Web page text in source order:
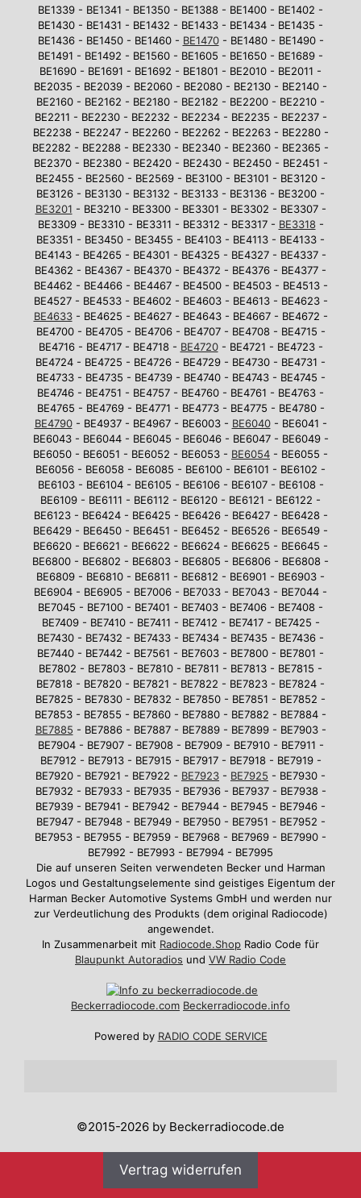
BE1339 - BE1341 - BE1350 - BE1388 - BE1400 - BE1402 -
BE1430 - BE1431 - BE1432 - BE1433 - BE1434 - BE1435 -
BE1436 - BE1450 - BE1460 - BE1470- BE1480 - BE1490 -
BE1491 - BE1492 - BE1560 - BE1605 - BE1650 - BE1689 -
BE1690 - BE1691 - BE1692 - BE1801 - BE2010 - BE2011 -
BE2035 - BE2039 - BE2060 - BE2080 - BE2130 - BE2140 -
BE2160 - BE2162 - BE2180 - BE2182 - BE2200 - BE2210 -
BE2211 - BE2230 - BE2232 - BE2234 - BE2235 - BE2237 -
BE2238 - BE2247 - BE2260 - BE2262 - BE2263 - BE2280 -
BE2282 - BE2288 - BE2330 - BE2340 - BE2360 - BE2365 -
BE2370 - BE2380 - BE2420 - BE2430 - BE2450 - BE2451 -
BE2455 - BE2560 - BE2569 - BE3100 - BE3101 - BE3120 -
BE3126 - BE3130 - BE3132 - BE3133 - BE3136 - BE3200 -
BE3201 - BE3210 - BE3300 - BE3301 - BE3302 - BE3307 -
BE3309 - BE3310 - BE3311 - BE3312 - BE3317 - BE3318-
BE3351 - BE3450 - BE3455 - BE4103 - BE4113 - BE4133 -
BE4143 - BE4265 - BE4301 - BE4325 - BE4327 - BE4337 -
BE4362 - BE4367 - BE4370 - BE4372 - BE4376 - BE4377 -
BE4462 - BE4466 - BE4467 - BE4500 - BE4503 - BE4513 -
BE4527 - BE4533 - BE4602 - BE4603 - BE4613 - BE4623 -
BE4633- BE4625 - BE4627 - BE4643 - BE4667 - BE4672 -
BE4700 - BE4705 - BE4706 - BE4707 - BE4708 - BE4715 -
BE4716 - BE4717 - BE4718 - BE4720- BE4721 - BE4723 -
BE4724 - BE4725 - BE4726 - BE4729 - BE4730 - BE4731 -
BE4733 - BE4735 - BE4739 - BE4740 - BE4743 - BE4745 -
BE4746 - BE4751 - BE4757 - BE4760 - BE4761 - BE4763 -
BE4765 - BE4769 - BE4771 - BE4773 - BE4775 - BE4780 -
BE4790- BE4937 - BE4967 - BE6003 - BE6040- BE6041 -
BE6043 - BE6044 - BE6045 - BE6046 - BE6047 - BE6049 -
BE6050 - BE6051 - BE6052 - BE6053 - BE6054 - BE6055 -
BE6056 - BE6058 - BE6085 - BE6100 - BE6101 - BE6102 -
BE6103 - BE6104 - BE6105 - BE6106 - BE6107 - BE6108 -
BE6109 - BE6111 - BE6112 - BE6120 - BE6121 - BE6122 -
BE6123 - BE6424 - BE6425 - BE6426 - BE6427 - BE6428 -
BE6429 - BE6450 - BE6451 - BE6452 - BE6526 - BE6549 -
BE6620 - BE6621 - BE6622 - BE6624 - BE6625 - BE6645 -
BE6800 - BE6802 - BE6803 - BE6805 - BE6806 - BE6808 -
BE6809 - BE6810 - BE6811 - BE6812 - BE6901 - BE6903 -
BE6904 - BE6905 - BE7006 - BE7033 - BE7043 - BE7044 -
BE7045 - BE7100 - BE7401 - BE7403 - BE7406 - BE7408 -
BE7409 - BE7410 - BE7411 - BE7412 - BE7417 - BE7425 -
BE7430 - BE7432 - BE7433 - BE7434 - BE7435 - BE7436 -
BE7440 - BE7442 - BE7561 - BE7603 - BE7800 - BE7801 -
BE7802 - BE7803 - BE7810 - BE7811 - BE7813 - BE7815 -
BE7818 - BE7820 - BE7821 - BE7822 - BE7823 - BE7824 -
BE7825 - BE7830 - BE7832 - BE7850 - BE7851 - BE7852 -
BE7853 - BE7855 - BE7860 - BE7880 - BE7882 - BE7884 -
BE7885 - BE7886 - BE7887 - BE7889 - BE7899 - BE7903 -
BE7904 - BE7907 - BE7908 - BE7909 - BE7910 - BE7911 -
BE7912 - BE7913 - BE7915 - BE7917 - BE7918 - BE7919 -
BE7920 - BE7921 - BE7922 - BE7923 - BE7925 - BE7930 -
BE7932 - BE7933 - BE7935 - BE7936 - BE7937 - BE7938 -
BE7939 - BE7941 - BE7942 - BE7944 - BE7945 - BE7946 -
BE7947 - BE7948 - BE7949 - BE7950 - BE7951 - BE7952 -
BE7953 - BE7955 - BE7959 - BE7968 - BE7969 - BE7990 -
BE7992 - BE7993 - BE7994 - BE7995
Die auf unseren Seiten verwendeten Becker und Harman
Logos und Gestaltungselemente sind geistiges Eigentum der
Harman Becker Automotive Systems GmbH und werden nur
zur Verdeutlichung des Produkts (dem original Radiocode)
angewendet.
In Zusammenarbeit mit Radiocode.Shop Radio Code für
Blaupunkt Autoradios und VW Radio Code
Beckerradiocode.com Beckerradiocode.info
Powered by RADIO CODE SERVICE
©2015-2026 by Beckerradiocode.de
Vertrag widerrufen